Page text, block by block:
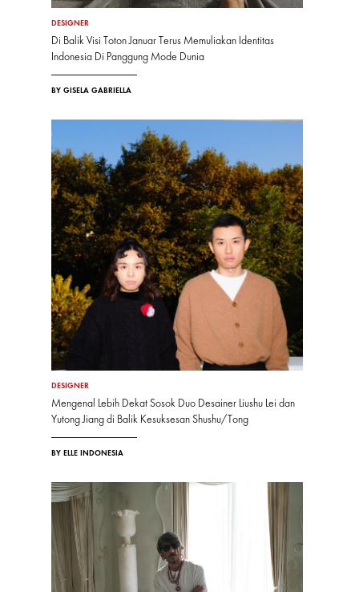
DESIGNER
Di Balik Visi Toton Januar Terus Memuliakan Identitas
Indonesia Di Panggung Mode Dunia
BY GISELA GABRIELLA
DESIGNER
Mengenal Lebih Dekat Sosok Duo Desainer Liushu Lei dan
Yutong Jiang di Balik Kesuksesan Shushu/Tong
BY ELLE INDONESIA